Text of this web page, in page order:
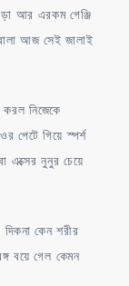
আর এরকম গেঞ্জি
আজ সেই জালাই
করল নিজেকে
পেটে গিয়ে স্পর্শ
এক্সের নুনুর চেয়ে
কেন শরীর
বয়ে গেল কেমন